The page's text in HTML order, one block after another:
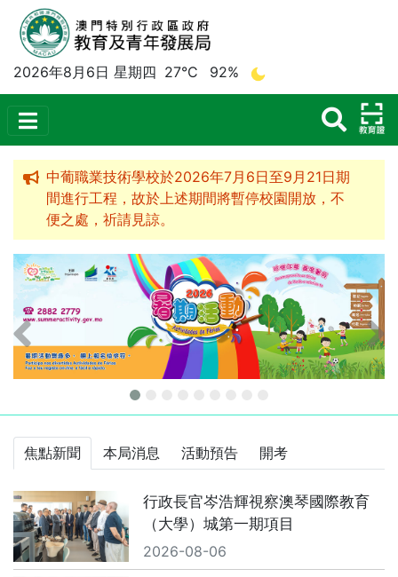
2026年8月6日 星期四 27°C 92%
中葡職業技術學校於2026年7月6日至9月21日期
間進行工程，故於上述期間將暫停校園開放，不
便之處，祈請見諒。
上一個宣傳橫額 下
最新消息
焦點新聞 本局消息 活動預告 開考
行政長官岑浩輝視察澳琴國際教育
（大學）城第一期項目
2026-08-06